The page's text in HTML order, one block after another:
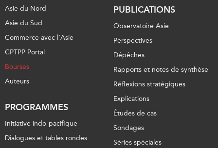
Asie du Nord
Asie du Sud
Commerce avec l’Asie
CPTPP Portal
Bourses
Auteurs
PROGRAMMES
Initiative indo-pacifique
Dialogues et tables rondes
PUBLICATIONS
Observatoire Asie
Perspectives
Dépêches
Rapports et notes de synthèse
Réflexions stratégiques
Explications
Études de cas
Sondages
Séries spéciales